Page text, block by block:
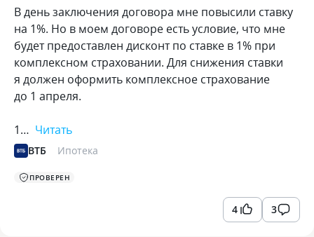
В день заключения договора мне повысили ставку
на 1%. Но в моем договоре есть условие, что мне
будет предоставлен дисконт по ставке в 1% при
комплексном страховании. Для снижения ставки
я должен оформить комплексное страхование
до 1 апреля.
1… Читать
ВТБ Ипотека
ПРОВЕРЕН
4 3